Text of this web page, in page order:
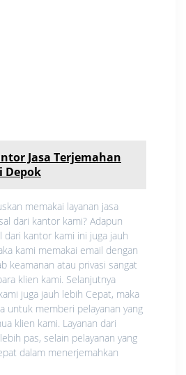
Jasa Terjemahan
Depok
memakai layanan jasa
dari kantor kami? Adapun
dari kantor kami ini juga jauh
kami memakai email dengan
keamanan atau privasi sangat
klien kami. Selanjutnya
juga jauh lebih Cepat, maka
untuk memberi pelayanan yang
klien kami. Layanan dari
pas, selain pelayanan yang
dalam menerjemahkan